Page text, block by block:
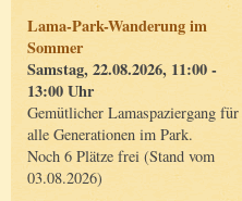
Lama-Park-Wanderung im
Sommer
Samstag, 22.08.2026, 11:00 -
13:00 Uhr
Gemütlicher Lamaspaziergang für
alle Generationen im Park.
Noch 6 Plätze frei (Stand vom
03.08.2026)